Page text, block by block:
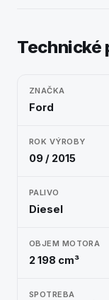
Technické
ZNAČKA
Ford
ROK VÝROBY
09 / 2015
PALIVO
Diesel
OBJEM MOTORA
2 198 cm³
SPOTREBA